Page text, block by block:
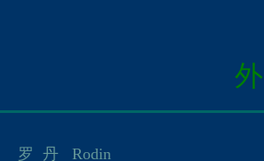
罗 丹 Rodin